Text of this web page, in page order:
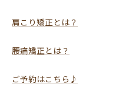
肩こり矯正とは？
腰痛矯正とは？
ご予約はこちら♪